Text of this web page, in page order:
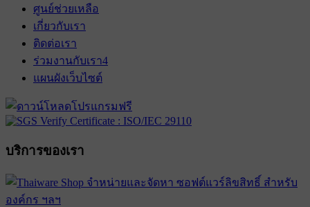
ศูนย์ช่วยเหลือ
เกี่ยวกับเรา
ติดต่อเรา
ร่วมงานกับเรา4
แผนผังเว็บไซต์
บริการของเรา